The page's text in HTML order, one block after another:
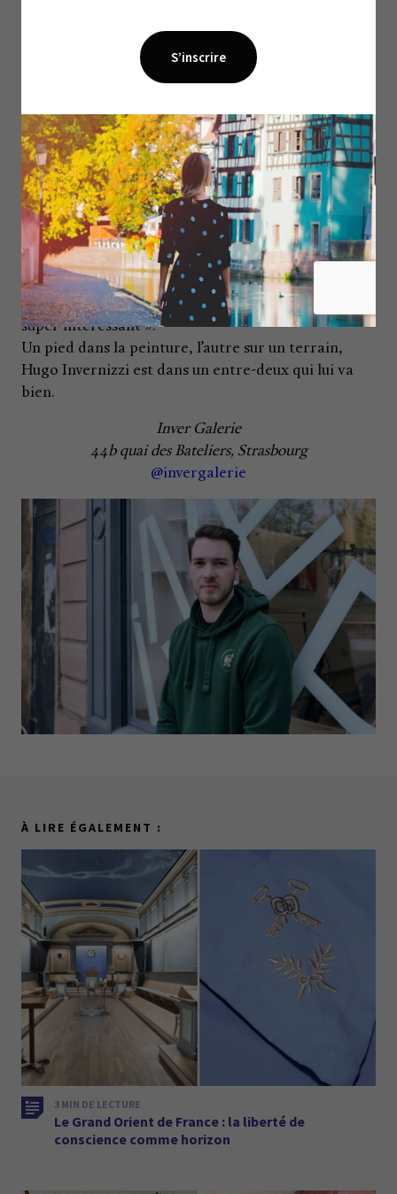
Quand il est sur les routes avec son club, le finaliste
de la Coupe de France 2024 joint souvent l’utile à
justement, je me suis levé plus tôt afin de me
balader. Avant un déplacement, je checke sur
internet ce qu’il y a à voir. À Monaco, je me suis
rendu dans une galerie proche de notre hôtel. » Au
lendemain d’un match, il n’est pas rare non plus
qu’il ajoute quelques kilomètres à son compteur
pour se rendre dans des foires d’art ou rencontrer
des artistes. « Pour David Bruce, on est allé à Liège,
dans son atelier voir comment il travaille, c’est
super intéressant ».
Un pied dans la peinture, l’autre sur un terrain,
Hugo Invernizzi est dans un entre-deux qui lui va
bien.
Inver Galerie
44b quai des Bateliers, Strasbourg
@invergalerie
À LIRE ÉGALEMENT :
3 MIN DE LECTURE
Le Grand Orient de France : la liberté de
conscience comme horizon